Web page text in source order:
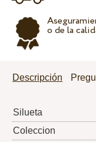
o de la
Descripción
Silueta
Coleccion